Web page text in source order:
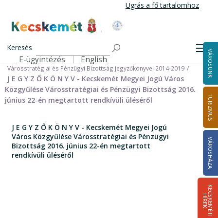
tartalomra
Ugrás a fő tartalomhoz
Kecskemét Város Honlapja
Keresés
Felső navigáció
E-ügyintézés English VÁROSUNK
TURIZMUS
VÁROSHÁZA
K
E
C
S
K
E
M
É
T
I
HÍ
R
E
K
Önkormányzat
Bizottságok 2014-2024
Városstratégiai és Pénzügyi Bizottság 2014-2024
Városstratégiai és Pénzügyi Bizottság jegyzőkönyvei 2014-2019
J E G Y Z Ő K Ö N Y V - Kecskemét Megyei Jogú Város
Közgyűlése Városstratégiai és Pénzügyi Bizottság 2016.
június 22-én megtartott rendkívüli üléséről
J E G Y Z Ő K Ö N Y V - Kecskemét Megyei Jogú
Város Közgyűlése Városstratégiai és Pénzügyi
Bizottság 2016. június 22-én megtartott
rendkívüli üléséről